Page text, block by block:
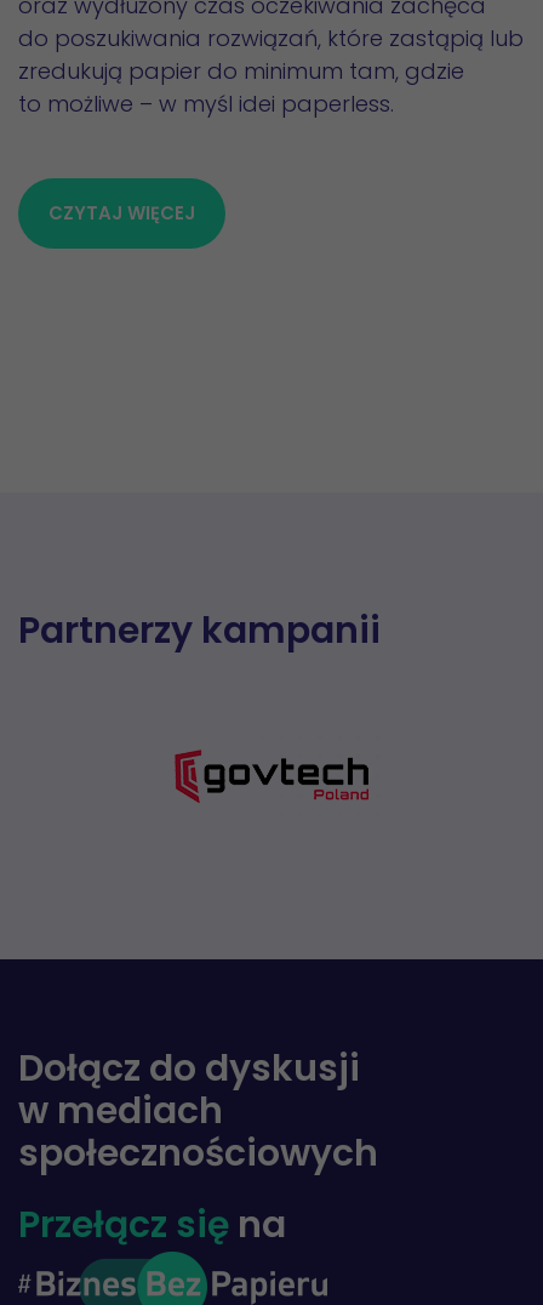
do poszukiwania rozwiązań, które zastąpią lub
zredukują papier do minimum tam, gdzie
to możliwe – w myśl idei paperless.
CZYTAJ WIĘCEJ
Partnerzy kampanii
Dołącz do dyskusji
w mediach
społecznościowych
Przełącz się na